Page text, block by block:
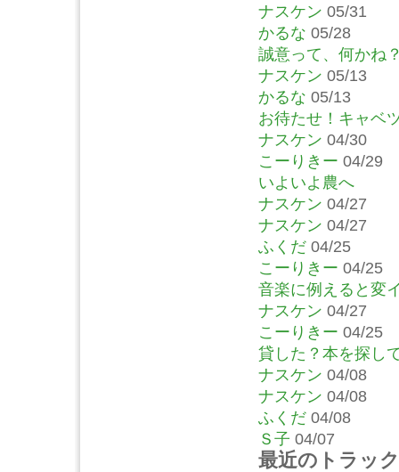
ナスケン 05/31
かるな 05/28
誠意って、何かね
ナスケン 05/13
かるな 05/13
お待たせ！キャベ
ナスケン 04/30
こーりきー 04/29
いよいよ農へ
ナスケン 04/27
ナスケン 04/27
ふくだ 04/25
こーりきー 04/25
音楽に例えると変
ナスケン 04/27
こーりきー 04/25
貸した？本を探し
ナスケン 04/08
ナスケン 04/08
ふくだ 04/08
Ｓ子 04/07
最近のトラッ